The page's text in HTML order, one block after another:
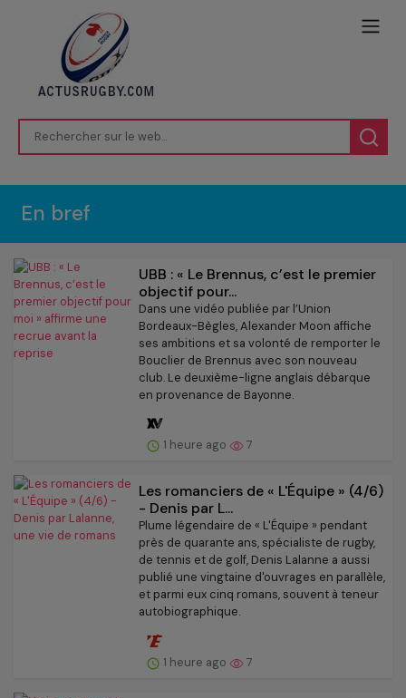
En bref
UBB : « Le Brennus, c’est le premier
objectif pour...
Dans une vidéo publiée par l’Union
Bordeaux-Bègles, Alexander Moon affiche
ses ambitions et sa volonté de remporter le
Bouclier de Brennus avec son nouveau
club. Le deuxième-ligne anglais débarque
en provenance de Bayonne.
1 heure ago 7
Les romanciers de « L'Équipe » (4/6)
- Denis par L...
Plume légendaire de « L'Équipe » pendant
près de quarante ans, spécialiste de rugby,
de tennis et de golf, Denis Lalanne a aussi
publié une vingtaine d'ouvrages en parallèle,
et parmi eux cinq romans, souvent à teneur
autobiographique.
1 heure ago 7